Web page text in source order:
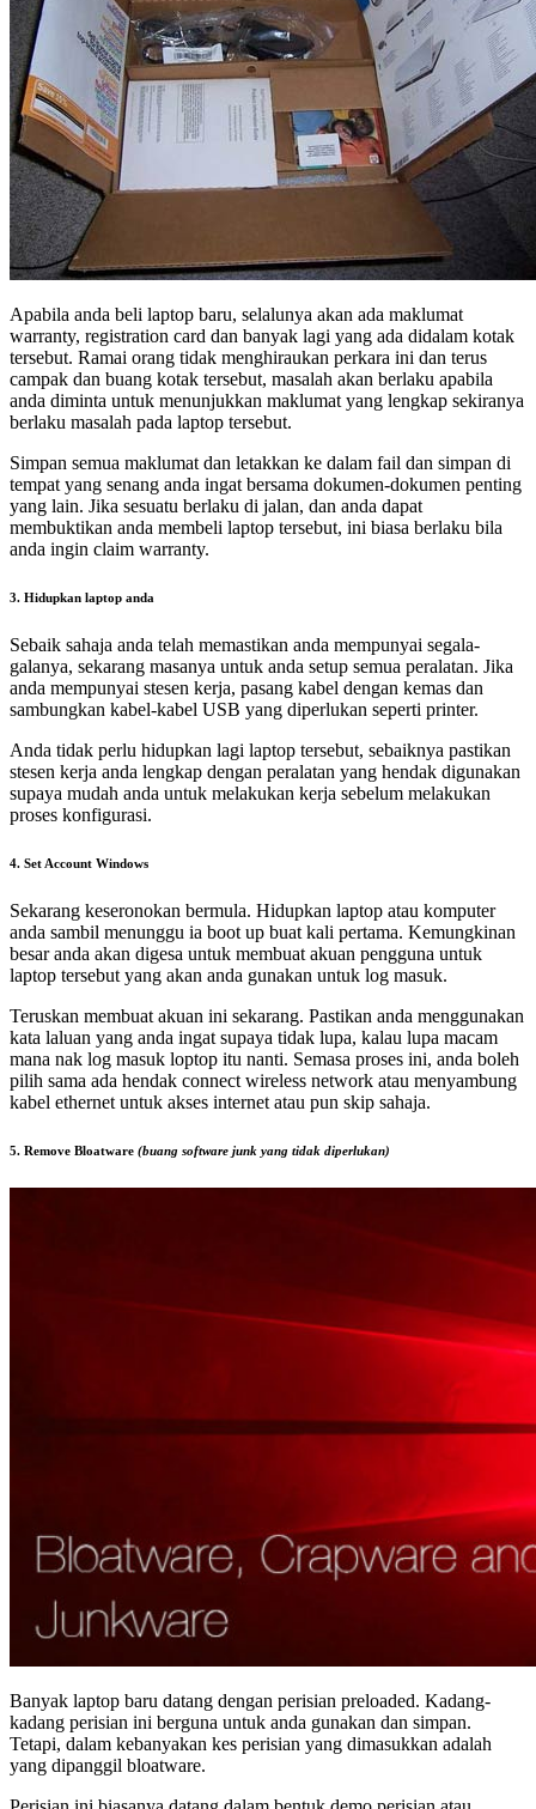
Apabila anda beli laptop baru, selalunya akan ada maklumat
warranty, registration card dan banyak lagi yang ada didalam kotak
tersebut. Ramai orang tidak menghiraukan perkara ini dan terus
campak dan buang kotak tersebut, masalah akan berlaku apabila
anda diminta untuk menunjukkan maklumat yang lengkap sekiranya
berlaku masalah pada laptop tersebut.
Simpan semua maklumat dan letakkan ke dalam fail dan simpan di
tempat yang senang anda ingat bersama dokumen-dokumen penting
yang lain. Jika sesuatu berlaku di jalan, dan anda dapat
membuktikan anda membeli laptop tersebut, ini biasa berlaku bila
anda ingin claim warranty.
3. Hidupkan laptop anda
Sebaik sahaja anda telah memastikan anda mempunyai segala-
galanya, sekarang masanya untuk anda setup semua peralatan. Jika
anda mempunyai stesen kerja, pasang kabel dengan kemas dan
sambungkan kabel-kabel USB yang diperlukan seperti printer.
Anda tidak perlu hidupkan lagi laptop tersebut, sebaiknya pastikan
stesen kerja anda lengkap dengan peralatan yang hendak digunakan
supaya mudah anda untuk melakukan kerja sebelum melakukan
proses konfigurasi.
4. Set Account Windows
Sekarang keseronokan bermula. Hidupkan laptop atau komputer
anda sambil menunggu ia boot up buat kali pertama. Kemungkinan
besar anda akan digesa untuk membuat akuan pengguna untuk
laptop tersebut yang akan anda gunakan untuk log masuk.
Teruskan membuat akuan ini sekarang. Pastikan anda menggunakan
kata laluan yang anda ingat supaya tidak lupa, kalau lupa macam
mana nak log masuk loptop itu nanti. Semasa proses ini, anda boleh
pilih sama ada hendak connect wireless network atau menyambung
kabel ethernet untuk akses internet atau pun skip sahaja.
5. Remove Bloatware (buang software junk yang tidak diperlukan)
Banyak laptop baru datang dengan perisian preloaded. Kadang-
kadang perisian ini berguna untuk anda gunakan dan simpan.
Tetapi, dalam kebanyakan kes perisian yang dimasukkan adalah
yang dipanggil bloatware.